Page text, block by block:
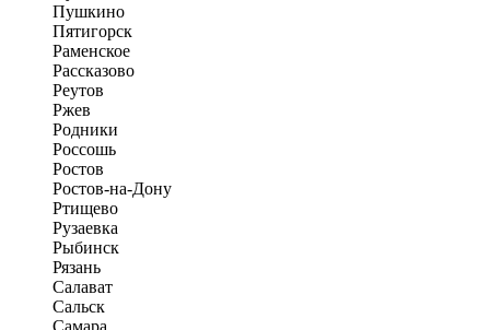
Пушкино
Пятигорск
Раменское
Рассказово
Реутов
Ржев
Родники
Россошь
Ростов
Ростов-на-Дону
Ртищево
Рузаевка
Рыбинск
Рязань
Салават
Сальск
Самара